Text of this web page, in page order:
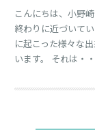
こんにちは、小野
終わりに近づいて
に起こった様々な
います。 それは・